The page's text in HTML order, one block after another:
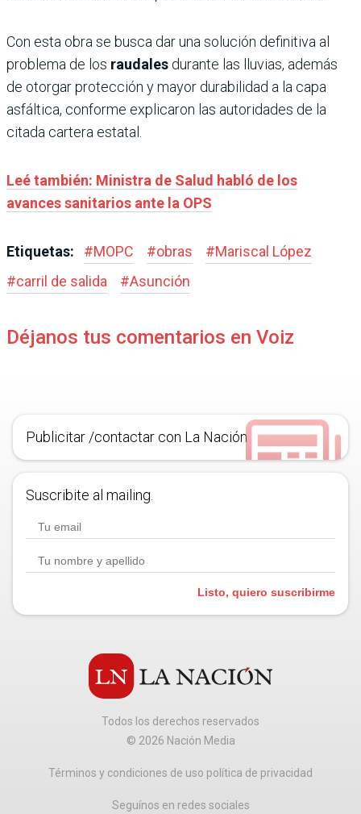
Con esta obra se busca dar una solución definitiva al
problema de los raudales durante las lluvias, además
de otorgar protección y mayor durabilidad a la capa
asfáltica, conforme explicaron las autoridades de la
citada cartera estatal.
Leé también: Ministra de Salud habló de los
avances sanitarios ante la OPS
Etiquetas: #MOPC #obras #Mariscal López
#carril de salida #Asunción
Déjanos tus comentarios en Voiz
Publicitar /contactar con La Nación
Suscribite al mailing.
Listo, quiero suscribirme
Todos los derechos reservados
© 2026 Nación Media
Términos y condiciones de uso política de privacidad
Seguínos en redes sociales